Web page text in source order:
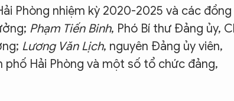
Phòng nhiệm kỳ 2020-2025 và các đồng
Phạm Tiến Binh, Phó Bí thư Đảng ủy,
Lương Văn Lịch, nguyên Đảng ủy viên,
phố Hải Phòng và một số tổ chức đảng,